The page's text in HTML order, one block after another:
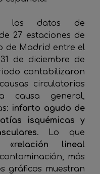
los datos de
27 estaciones de
de Madrid entre el
de diciembre de
contabilizaron
circulatorias
causa general,
infarto agudo de
isquémicas y
. Lo que
«relación lineal
más
gráficos muestran